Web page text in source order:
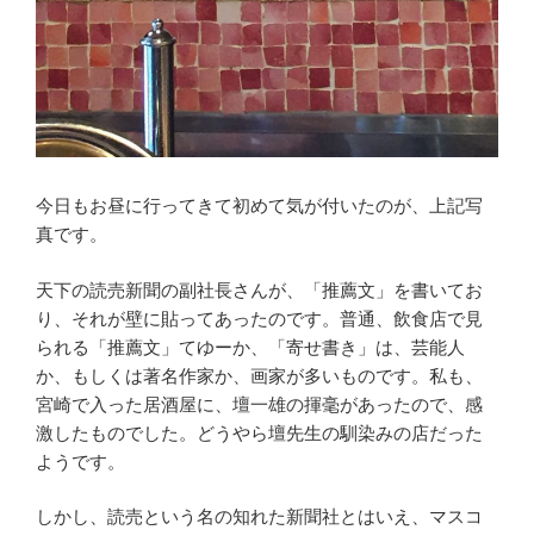
今日もお昼に行ってきて初めて気が付いたのが、上記写
真です。
天下の読売新聞の副社長さんが、「推薦文」を書いてお
り、それが壁に貼ってあったのです。普通、飲食店で見
られる「推薦文」てゆーか、「寄せ書き」は、芸能人
か、もしくは著名作家か、画家が多いものです。私も、
宮崎で入った居酒屋に、壇一雄の揮毫があったので、感
激したものでした。どうやら壇先生の馴染みの店だった
ようです。
しかし、読売という名の知れた新聞社とはいえ、マスコ